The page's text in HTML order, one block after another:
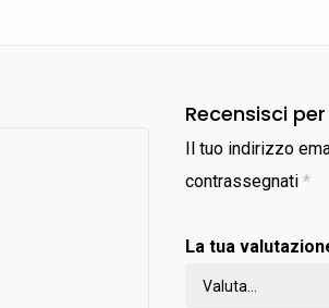
Recensisci per
Il tuo indirizzo
contrassegnati*
La tua